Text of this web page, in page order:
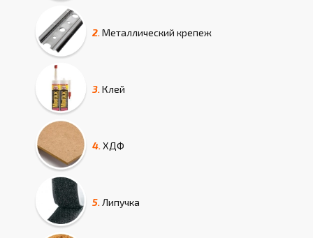
2. Металлический крепеж
3. Клей
4. ХДФ
5. Липучка